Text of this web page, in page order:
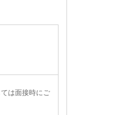
は面接時にご